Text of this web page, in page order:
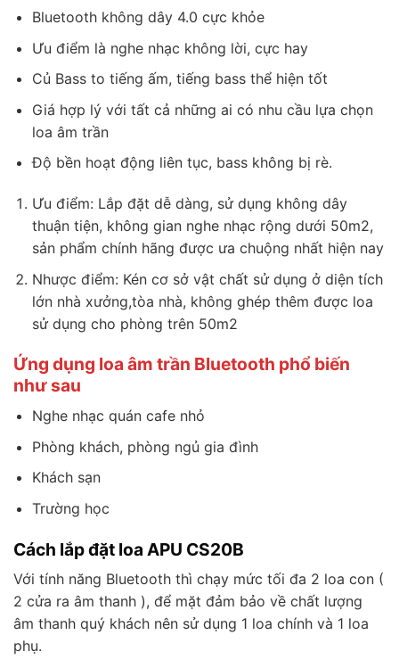
Bluetooth không dây 4.0 cực khỏe
Ưu điểm là nghe nhạc không lời, cực hay
Củ Bass to tiếng ấm, tiếng bass thể hiện tốt
Giá hợp lý với tất cả những ai có nhu cầu lựa chọn
loa âm trần
Độ bền hoạt động liên tục, bass không bị rè.
Ưu điểm: Lắp đặt dễ dàng, sử dụng không dây
thuận tiện, không gian nghe nhạc rộng dưới 50m2,
sản phẩm chính hãng được ưa chuộng nhất hiện nay
Nhược điểm: Kén cơ sở vật chất sử dụng ở diện tích
lớn nhà xưởng,tòa nhà, không ghép thêm được loa
sử dụng cho phòng trên 50m2
Ứng dụng loa âm trần Bluetooth phổ biến
như sau
Nghe nhạc quán cafe nhỏ
Phòng khách, phòng ngủ gia đình
Khách sạn
Trường học
Cách lắp đặt loa APU CS20B
Với tính năng Bluetooth thì chạy mức tối đa 2 loa con (
2 cửa ra âm thanh ), để mặt đảm bảo về chất lượng
âm thanh quý khách nên sử dụng 1 loa chính và 1 loa
phụ.